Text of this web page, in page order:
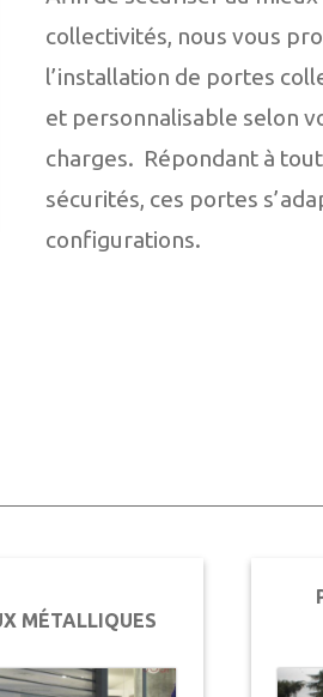
collectivités, nous vous
l’installation de portes
et personnalisable selon
charges. Répondant à
sécurités, ces portes
configurations.
MÉTALLIQUES